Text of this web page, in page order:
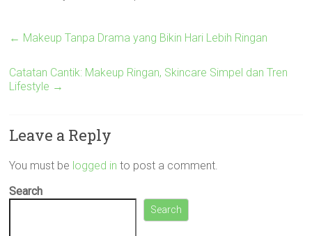
← Makeup Tanpa Drama yang Bikin Hari Lebih Ringan
Catatan Cantik: Makeup Ringan, Skincare Simpel dan Tren
Lifestyle →
Leave a Reply
You must be logged in to post a comment.
Search
Search